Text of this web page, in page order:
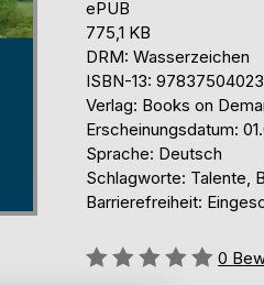
ePUB
775,1 KB
DRM: Wasserzeichen
ISBN-13:
Verlag: Books on
Erscheinungsdatum:
Sprache: Deutsch
Schlagworte: Talente,
Barrierefreiheit:
Bewertung::
0